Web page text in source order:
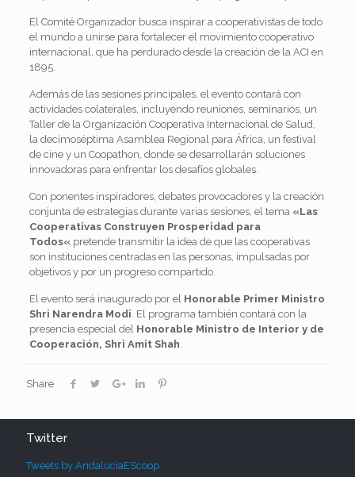
El Comité Organizador busca inspirar a cooperativistas de todo
el mundo a unirse para fortalecer el movimiento cooperativo
internacional, que ha perdurado desde la creación de la ACI en
1895.
Además de las sesiones principales, el evento contará con
actividades colaterales, incluyendo reuniones, seminarios, un
Taller de la Organización Cooperativa Internacional de Salud,
la decimoséptima Asamblea Regional para África, un festival
de cine y un Coopathon, donde se desarrollarán soluciones
innovadoras para enfrentar los desafíos globales.
Con ponentes inspiradores, debates provocadores y la creación
conjunta de estrategias durante varias sesiones, el tema «Las
Cooperativas Construyen Prosperidad para
Todos« pretende transmitir la idea de que las cooperativas
son instituciones centradas en las personas, impulsadas por
objetivos y por un progreso compartido.
El evento será inaugurado por el Honorable Primer Ministro
Shri Narendra Modi . El programa también contará con la
presencia especial del Honorable Ministro de Interior y de
Cooperación, Shri Amit Shah
Share
Twitter
Tweets by AndaluciaEScoop